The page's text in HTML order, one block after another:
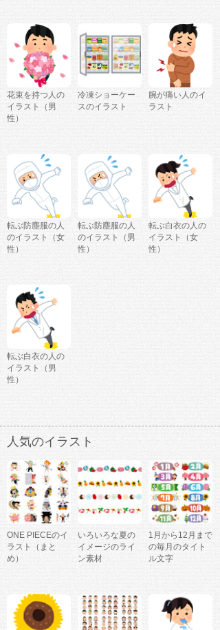
花束を持つ人の
イラスト（男
性）
冷凍ショーケー
スのイラスト
腕が痛い人のイ
ラスト
転ぶ防塵服の人
のイラスト（女
性）
転ぶ防塵服の人
のイラスト（男
性）
転ぶ白衣の人の
イラスト（女
性）
転ぶ白衣の人の
イラスト（男
性）
人気のイラスト
ONE PIECEのイ
ラスト（まと
め）
いろいろな夏の
イメージのライ
ン素材
1月から12月まで
の毎月のタイト
ル文字